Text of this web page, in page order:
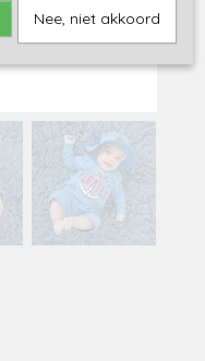
Nee, niet akkoord